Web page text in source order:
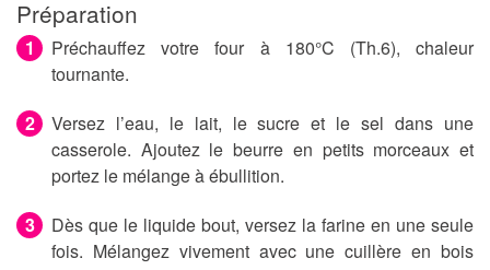
Préparation
Préchauffez votre four à 180°C (Th.6), chaleur
tournante.
Versez l’eau, le lait, le sucre et le sel dans une
casserole. Ajoutez le beurre en petits morceaux et
portez le mélange à ébullition.
Dès que le liquide bout, versez la farine en une seule
fois. Mélangez vivement avec une cuillère en bois